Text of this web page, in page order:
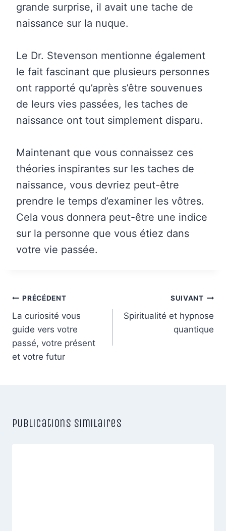
grande surprise, il avait une tache de
naissance sur la nuque.
Le Dr. Stevenson mentionne également
le fait fascinant que plusieurs personnes
ont rapporté qu’après s’être souvenues
de leurs vies passées, les taches de
naissance ont tout simplement disparu.
Maintenant que vous connaissez ces
théories inspirantes sur les taches de
naissance, vous devriez peut-être
prendre le temps d’examiner les vôtres.
Cela vous donnera peut-être une indice
sur la personne que vous étiez dans
votre vie passée.
Navigation
de
l’article
PRÉCÉDENT
La curiosité vous
guide vers votre
passé, votre présent
et votre futur
SUIVANT
Spiritualité et hypnose
quantique
Publications similaires